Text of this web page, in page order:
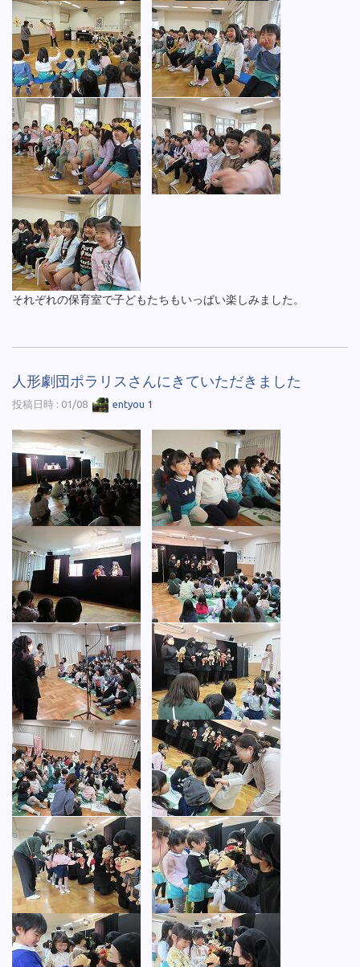
それぞれの保育室で子どもたちもいっぱい楽しみました。
人形劇団ポラリスさんにきていただきました
投稿日時 : 01/08 entyou 1